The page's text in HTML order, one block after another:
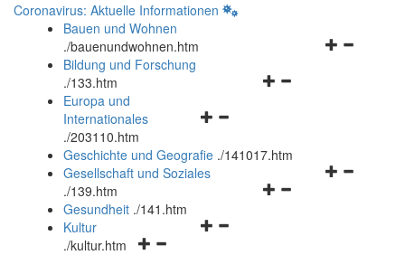
Coronavirus: Aktuelle Informationen
Bauen und Wohnen
./bauenundwohnen.htm
Navigationsmenü
Bildung und Forschung
./133.htm
Navigationsmenü
und
schließen
Europa und
Internationales
./203110.htm
Geschichte und Geografie ./141017.htm
Navigationsmenü
Gesellschaft und Soziales
./139.htm
Navigationsmenü
Gesundheit ./141.htm
Navigationsmenü
Kultur
./kultur.htm